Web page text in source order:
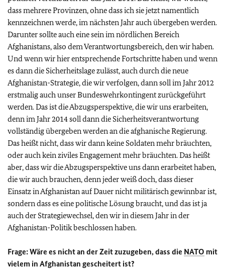
dass mehrere Provinzen, ohne dass ich sie jetzt namentlich
kennzeichnen werde, im nächsten Jahr auch übergeben werden.
Darunter sollte auch eine sein im nördlichen Bereich
Afghanistans, also dem Verantwortungsbereich, den wir haben.
Und wenn wir hier entsprechende Fortschritte haben und wenn
es dann die Sicherheitslage zulässt, auch durch die neue
Afghanistan-Strategie, die wir verfolgen, dann soll im Jahr 2012
erstmalig auch unser Bundeswehrkontingent zurückgeführt
werden. Das ist die Abzugsperspektive, die wir uns erarbeiten,
denn im Jahr 2014 soll dann die Sicherheitsverantwortung
vollständig übergeben werden an die afghanische Regierung.
Das heißt nicht, dass wir dann keine Soldaten mehr bräuchten,
oder auch kein ziviles Engagement mehr bräuchten. Das heißt
aber, dass wir die Abzugsperspektive uns dann erarbeitet haben,
die wir auch brauchen, denn jeder weiß doch, dass dieser
Einsatz in Afghanistan auf Dauer nicht militärisch gewinnbar ist,
sondern dass es eine politische Lösung braucht, und das ist ja
auch der Strategiewechsel, den wir in diesem Jahr in der
Afghanistan-Politik beschlossen haben.
Frage:Wäre es nicht an der Zeit zuzugeben, dass die NATO mit
vielem in Afghanistan gescheitert ist?